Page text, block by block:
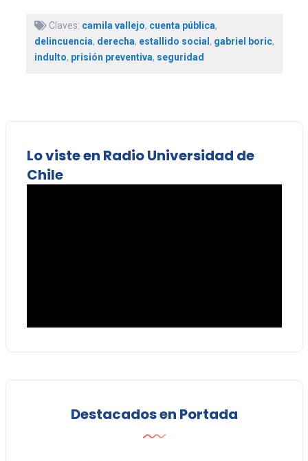
Claves: camila vallejo, cuenta pública,
delincuencia, derecha, estallido social, gabriel boric,
indulto, prisión preventiva, seguridad
Lo viste en Radio Universidad de
Chile
Destacados en Portada